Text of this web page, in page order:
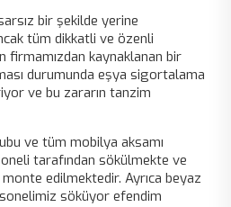
bir şekilde yerine
tüm dikkatli ve özenli
firmamızdan kaynaklanan bir
durumunda eşya sigortalama
ve bu zararın tanzim
ve tüm mobilya aksamı
tarafından sökülmekte ve
edilmektedir. Ayrıca beyaz
söküyor efendim